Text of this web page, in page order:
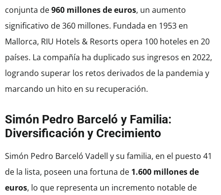
conjunta de960 millones de euros, un aumento
significativo de 360 millones. Fundada en 1953 en
Mallorca, RIU Hotels & Resorts opera 100 hoteles en 20
países. La compañía ha duplicado sus ingresos en 2022,
logrando superar los retos derivados de la pandemia y
marcando un hito en su recuperación.
Simón Pedro Barceló y Familia:
Diversificación y Crecimiento
Simón Pedro Barceló Vadell y su familia, en el puesto 41
de la lista, poseen una fortuna de 1.600 millones de
euros, lo que representa un incremento notable de